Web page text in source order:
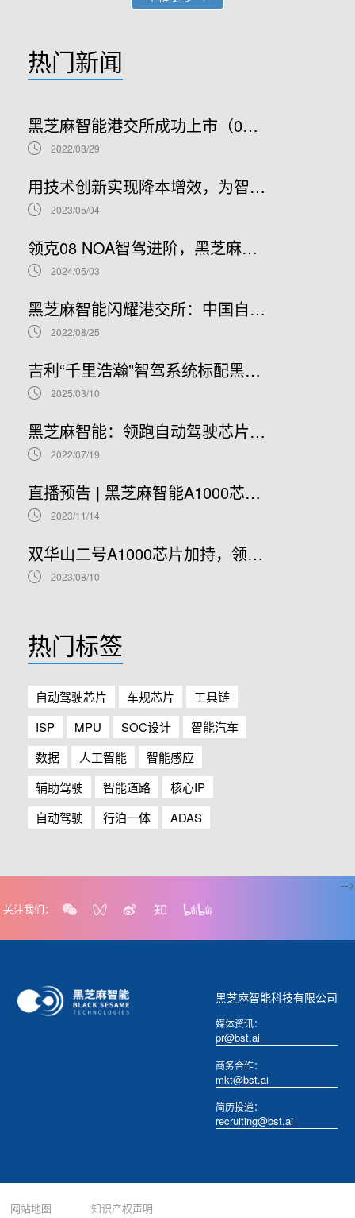
热门新闻
黑芝麻智能港交所成功上市（02533.HK）：车规级SoC领军者加速全球布局
2022/08/29
用技术创新实现降本增效，为智能汽车产业发展贡献“芯”力量
2023/05/04
领克08 NOA智驾进阶，黑芝麻智能携手吉利推进NOA普及
2024/05/03
黑芝麻智能闪耀港交所：中国自动驾驶芯片龙头上市新篇章，股票代码02533.HK引领未来
2022/08/25
吉利“千里浩瀚”智驾系统标配黑芝麻智能华山A1000芯片，加速智驾平权时代到来
2025/03/10
黑芝麻智能：领跑自动驾驶芯片赛道，开启港股IPO新篇章
2022/07/19
直播预告 | 黑芝麻智能A1000芯片基础软件开发在线研讨会
2023/11/14
双华山二号A1000芯片加持，领克08正式开售！
2023/08/10
热门标签
自动驾驶芯片 车规芯片
工具链
ISP
MPU SOC设计
智能汽车
数据
人工智能
智能感应
辅助驾驶
智能道路
核心IP
自动驾驶
行泊一体 ADAS
关注我们：
-->
黑芝麻智能科技有限公司
媒体资讯：
pr@bst.ai
商务合作：
mkt@bst.ai
简历投递：
recruiting@bst.ai
网站地图 知识产权声明